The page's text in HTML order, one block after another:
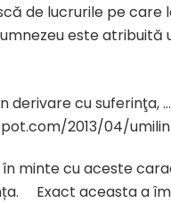
de lucrurile pe care
este
cu suferinţa,
2013/04/
minte cu aceste
Exact aceasta a